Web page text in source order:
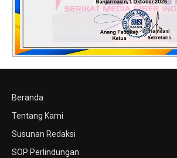
Beranda
Tentang Kami
Susunan Redaksi
SOP Perlindungan